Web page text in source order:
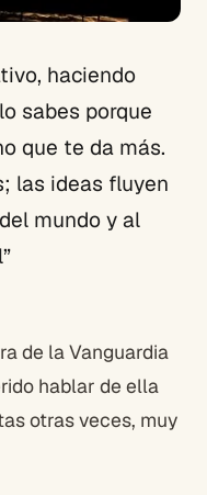
haciendo
sabes porque
que te da más.
las ideas fluyen
mundo y al
de la Vanguardia
hablar de ella
otras veces, muy